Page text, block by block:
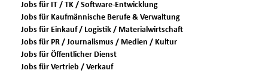
Jobs für IT / TK / Software-Entwicklung
Jobs für Kaufmännische Berufe & Verwaltung
Jobs für Einkauf / Logistik / Materialwirtschaft
Jobs für PR / Journalismus / Medien / Kultur
Jobs für Öffentlicher Dienst
Jobs für Vertrieb / Verkauf